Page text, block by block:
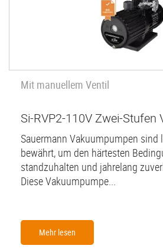
Mit manuellem Ventil
Si-RVP2-110V Zwei-
Sauermann Vakuumpumpen sind
bewährt, um den härtesten
standzuhalten und jahrelang
Diese Vakuumpumpe...
Mehr lesen